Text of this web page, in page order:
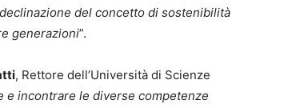
del concetto di sostenibilità
generazioni”.
, Rettore dell’Università di Scienze
e incontrare le diverse competenze